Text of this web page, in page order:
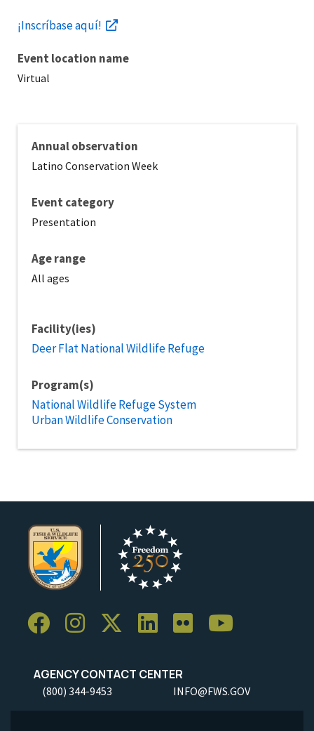
¡Inscríbase aquí!
Event location name
Virtual
Annual observation
Latino Conservation Week
Event category
Presentation
Age range
All ages
Facility(ies)
Deer Flat National Wildlife Refuge
Program(s)
National Wildlife Refuge System
Urban Wildlife Conservation
AGENCY CONTACT CENTER
(800) 344-9453 INFO@FWS.GOV